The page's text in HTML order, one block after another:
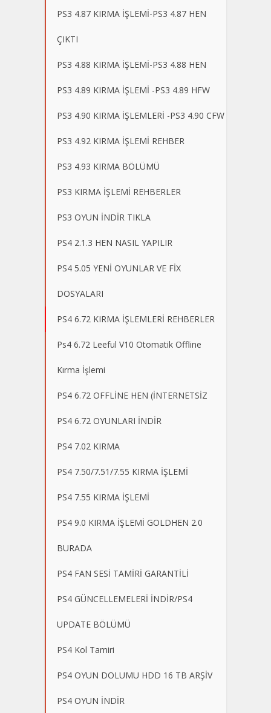
PS3 4.87 KIRMA İŞLEMİ-PS3 4.87 HEN
ÇIKTI
PS3 4.88 KIRMA İŞLEMİ-PS3 4.88 HEN
PS3 4.89 KIRMA İŞLEMİ -PS3 4.89 HFW
PS3 4.90 KIRMA İŞLEMLERİ -PS3 4.90 CFW
PS3 4.92 KIRMA İŞLEMİ REHBER
PS3 4.93 KIRMA BÖLÜMÜ
PS3 KIRMA İŞLEMİ REHBERLER
PS3 OYUN İNDİR TIKLA
PS4 2.1.3 HEN NASIL YAPILIR
PS4 5.05 YENİ OYUNLAR VE FİX
DOSYALARI
PS4 6.72 KIRMA İŞLEMLERİ REHBERLER
Ps4 6.72 Leeful V10 Otomatik Offline
Kırma İşlemi
PS4 6.72 OFFLİNE HEN (İNTERNETSİZ
PS4 6.72 OYUNLARI İNDİR
PS4 7.02 KIRMA
PS4 7.50/7.51/7.55 KIRMA İŞLEMİ
PS4 7.55 KIRMA İŞLEMİ
PS4 9.0 KIRMA İŞLEMİ GOLDHEN 2.0
BURADA
PS4 FAN SESİ TAMİRİ GARANTİLİ
PS4 GÜNCELLEMELERİ İNDİR/PS4
UPDATE BÖLÜMÜ
PS4 Kol Tamiri
PS4 OYUN DOLUMU HDD 16 TB ARŞİV
PS4 OYUN İNDİR